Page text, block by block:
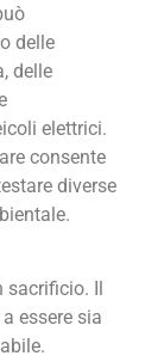
delle
delle
elettrici.
consente
diverse
sacrificio. Il
essere sia